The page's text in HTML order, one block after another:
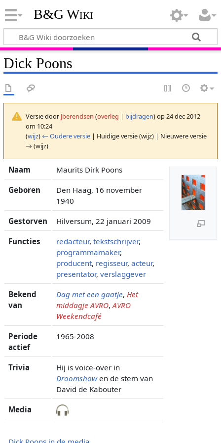
B&G Wiki
Dick Poons
Versie door Jberendsen (overleg | bijdragen)op 24 dec 2012
om 10:24
(wijz) ← Oudere versie| Huidige versie (wijz) | Nieuwere versie
→ (wijz)
Naam Maurits Dirk Poons
Geboren
Den Haag, 16 november
1940
Gestorven Hilversum, 22 januari 2009
Functies redacteur, tekstschrijver,
programmamaker,
producent, regisseur, acteur,
presentator, verslaggever
Bekend
van
Dag met een gaatje, Het
middagje AVRO, AVRO
Weekendcafé
Periode
actief
1965-2008
Trivia
Hij is voice-over in
Droomshowen de stem van
David de Kabouter
Media